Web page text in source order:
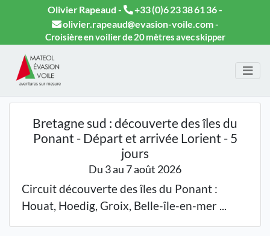
Olivier Rapeaud - +33 (0)6 23 38 61 36-
olivier.rapeaud
evasion-voile.com-
Croisière en voilier de 20 mètres avec skipper
Bretagne sud : découverte des îles du
Ponant - Départ et arrivée Lorient - 5
jours
Du 3 au 7 août 2026
Circuit découverte des îles du Ponant :
Houat, Hoedig, Groix, Belle-île-en-mer ...